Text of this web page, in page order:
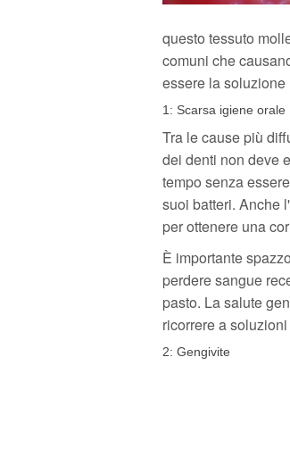
questo tessuto
comuni che
essere la
1: Scarsa igiene orale
Tra le cause più
dei denti non deve
tempo senza
suoi batteri. Anche
per ottenere una
È importante
perdere sangue
pasto. La salute
ricorrere a
2: Gengivite